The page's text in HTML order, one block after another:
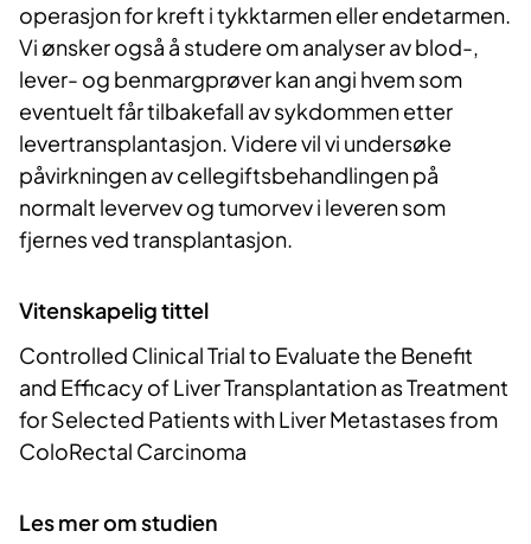
operasjon for kreft i tykktarmen eller endetarmen.
Vi ønsker også å studere om analyser av blod-,
lever- og benmargprøver kan angi hvem som
eventuelt får tilbakefall av sykdommen etter
levertransplantasjon. Videre vil vi undersøke
påvirkningen av cellegiftsbehandlingen på
normalt levervev og tumorvev i leveren som
fjernes ved transplantasjon.
Vitenskapelig tittel
Controlled Clinical Trial to Evaluate the Benefit
and Efficacy of Liver Transplantation as Treatment
for Selected Patients with Liver Metastases from
ColoRectal Carcinoma
Les mer om studien